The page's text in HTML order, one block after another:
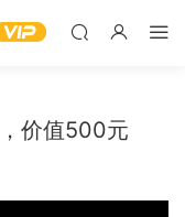
价值500元